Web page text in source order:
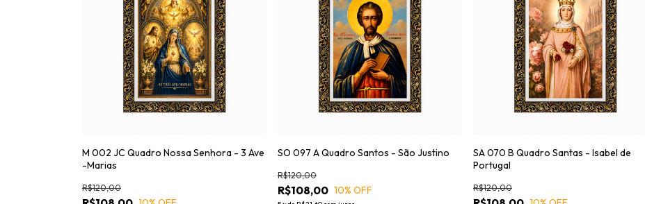
M 002 JC Quadro Nossa Senhora - 3 Ave
-Marias
R$120,00
SO 097 A Quadro Santos - São Justino
R$108,00
R$120,00
10% OFF
SA 070 B Quadro Santas - Isabel de
Portugal
R$120,00